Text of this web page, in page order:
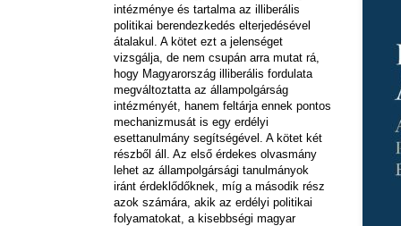
intézménye és tartalma az illiberális
politikai berendezkedés elterjedésével
átalakul. A kötet ezt a jelenséget
vizsgálja, de nem csupán arra mutat rá,
hogy Magyarország illiberális fordulata
megváltoztatta az állampolgárság
intézményét, hanem feltárja ennek pontos
mechanizmusát is egy erdélyi
esettanulmány segítségével. A kötet két
részből áll. Az első érdekes olvasmány
lehet az állampolgársági tanulmányok
iránt érdeklődőknek, míg a második rész
azok számára, akik az erdélyi politikai
folyamatokat, a kisebbségi magyar